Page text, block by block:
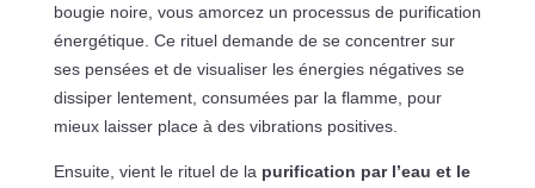
bougie noire, vous amorcez un processus de purification
énergétique. Ce rituel demande de se concentrer sur
ses pensées et de visualiser les énergies négatives se
dissiper lentement, consumées par la flamme, pour
mieux laisser place à des vibrations positives.
Ensuite, vient le rituel de la purification par l’eau et le